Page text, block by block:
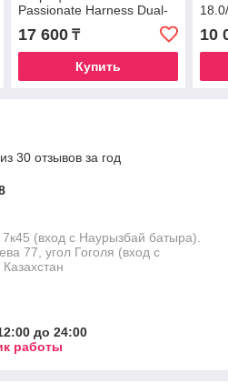
Passionate Harness Dual-
motor Vibration L 16.5 см D
4 см, L 9 см D 4 см
17 600₸
Купить
10
30 отзывов за год
(вход с Наурызбай батыра).
77, угол Гоголя (вход с
до 24:00
работы